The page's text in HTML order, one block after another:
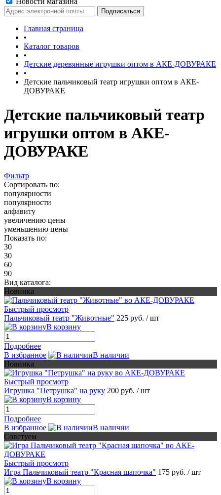
Главная страница
•
Каталог товаров
•
Детские деревянные игрушки оптом в АКЕ-ДОВУРАКЕ
•
Детские пальчиковый театр игрушки оптом в АКЕ-
ДОВУРАКЕ
Детские пальчиковый театр
игрушки оптом в АКЕ-
ДОВУРАКЕ
Фильтр
Сортировать по:
популярности
популярности
алфавиту
увеличению цены
уменьшению цены
Показать по:
30
30
60
90
Вид каталога:
Новинка
Быстрый просмотр
Пальчиковый театр "Животные" 225 руб. / шт
В корзину
Подробнее
В избранное
В наличии
Новинка
Быстрый просмотр
Игрушка "Петрушка" на руку 200 руб. / шт
В корзину
Подробнее
В избранное
В наличии
Советуем
Быстрый просмотр
Игра Пальчиковый театр "Красная шапочка" 175 руб. / шт
В корзину